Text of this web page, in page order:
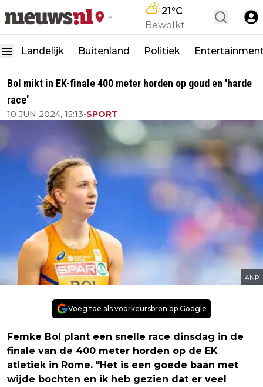
21°C
Bewolkt
Landelijk Buitenland Politiek
Bol mikt in EK-finale 400 meter horden op goud en 'harde
race'
10 JUN 2024, 15:13•SPORT
ANP
Voeg toe als voorkeursbron op Google
Femke Bol plant een snelle race dinsdag in de
finale van de 400 meter horden op de EK
atletiek in Rome. "Het is een goede baan met
wijde bochten en ik heb gezien dat er veel